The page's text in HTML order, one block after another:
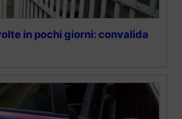
in pochi giorni: convalida